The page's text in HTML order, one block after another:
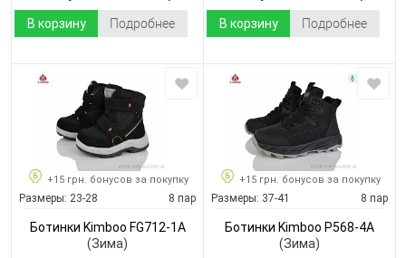
В корзину Подробнее В корзину Подробнее
+15 грн. бонусов за покупку
Размеры: 23-28 8 пар
Ботинки Kimboo FG712-1A
(Зима)
+15 грн. бонусов за покупку
Размеры: 37-41 8 пар
Ботинки Kimboo P568-4A
(Зима)